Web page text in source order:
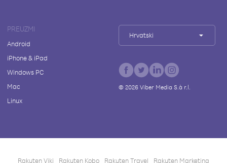
PREUZMI
Android
iPhone & iPad
Windows PC
Mac
Linux
Hrvatski
© 2026Viber Media S.à r.l.
Rakuten Viki Rakuten Kobo Rakuten Travel Rakuten Marketing